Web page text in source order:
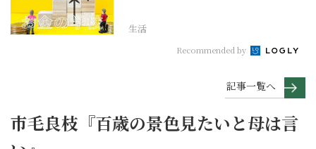
生活
Recommended by
記事一覧へ
市毛良枝『百歳の景色見たいと母は言